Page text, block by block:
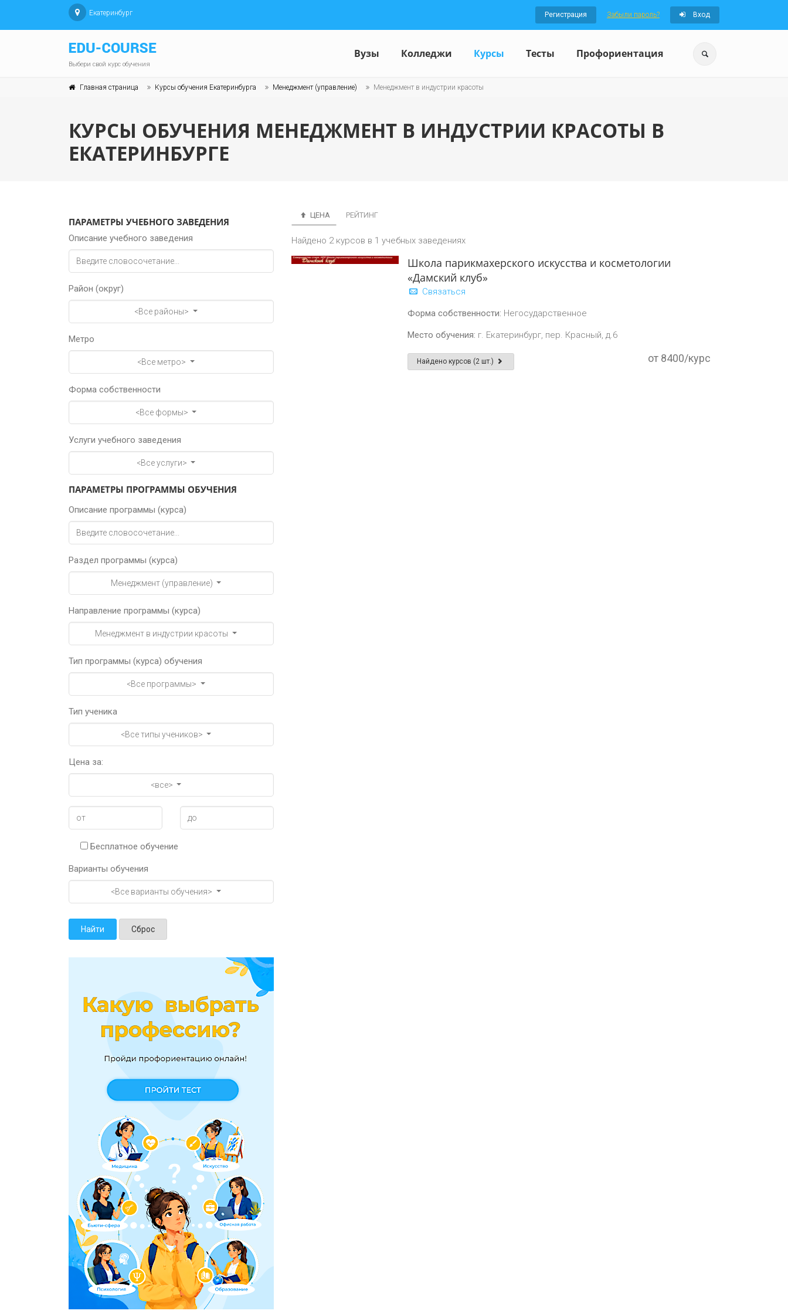
Екатеринбург Регистрация Забыли пароль? Вход
Выбери свой курс обучения
Вузы Колледжи Курсы Тесты Профориентация
Главная страница Курсы обучения Екатеринбурга Менеджмент (управление) Менеджмент в индустрии красоты
КУРСЫ ОБУЧЕНИЯ МЕНЕДЖМЕНТ В ИНДУСТРИИ КРАСОТЫ В
ЕКАТЕРИНБУРГЕ
ПАРАМЕТРЫ УЧЕБНОГО ЗАВЕДЕНИЯ
Описание учебного заведения
Район (округ)
<Все районы>
Метро
<Все метро>
Форма собственности
<Все формы>
Услуги учебного заведения
<Все услуги>
ПАРАМЕТРЫ ПРОГРАММЫ ОБУЧЕНИЯ
Описание программы (курса)
Раздел программы (курса)
Менеджмент (управление)
Направление программы (курса)
Менеджмент в индустрии красоты
Тип программы (курса) обучения
<Все программы>
Тип ученика
<Все типы учеников>
Цена за:
<все>
Бесплатное обучение
Варианты обучения
<Все варианты обучения>
Найти Сброс
ЦЕНА РЕЙТИНГ
Найдено 2 курсов в 1 учебных заведениях
Школа парикмахерского искусства и косметологии
«Дамский клуб»
Связаться
Форма собственности: Негосударственное
Место обучения: г. Екатеринбург, пер. Красный, д.6
Найдено курсов (2 шт.) от 8400/курс